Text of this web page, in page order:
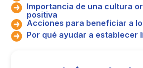
Importancia de una cultura
positiva
Acciones para beneficiar a
Por qué ayudar a establecer